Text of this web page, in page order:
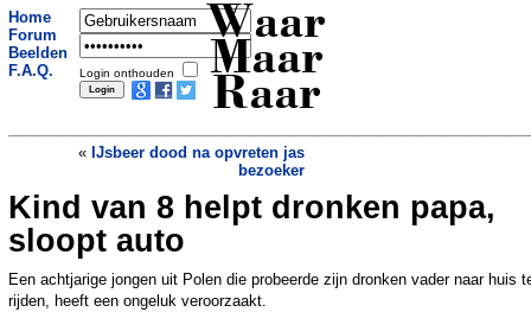
Home
Forum
Beelden
F.A.Q.
Login onthouden
Waar
Maar
Raar
« IJsbeer dood na opvreten jas
bezoeker
Bionische hand laat pati�nt voelen
Kind van 8 helpt dronken papa,
sloopt auto
Een achtjarige jongen uit Polen die probeerde zijn dronken vader naar huis
rijden, heeft een ongeluk veroorzaakt.